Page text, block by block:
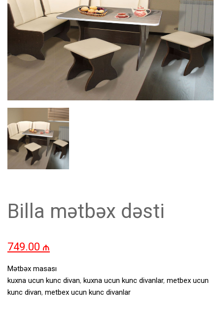
Billa mətbəx dəsti
749.00 ₼
Mətbəx masası
kuxna ucun kunc divan, kuxna ucun kunc divanlar, metbex ucun
kunc divan, metbex ucun kunc divanlar